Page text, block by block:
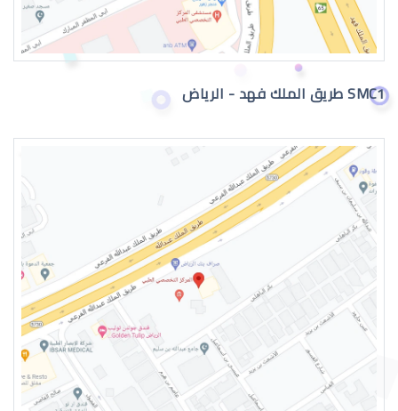
اعراض الماء الازرق بالعين
اسباب الماء الازرق بالعين
علاج الماء الازرق بالعين
SMC1 طريق الملك فهد - الرياض